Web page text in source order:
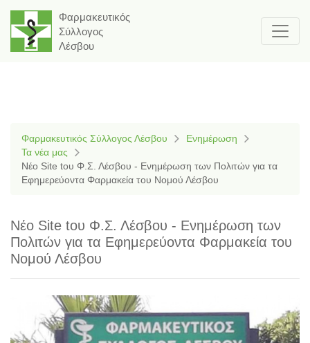
Φαρμακευτικός
Σύλλογος
Λέσβου
Φαρμακευτικός Σύλλογος Λέσβου
Ενημέρωση
Τα νέα μας
Νέο Site tου Φ.Σ. Λέσβου - Ενημέρωση των Πολιτών για τα
Εφημερεύοντα Φαρμακεία του Νομού Λέσβου
Νέο Site tου Φ.Σ. Λέσβου - Ενημέρωση των
Πολιτών για τα Εφημερεύοντα Φαρμακεία του
Νομού Λέσβου